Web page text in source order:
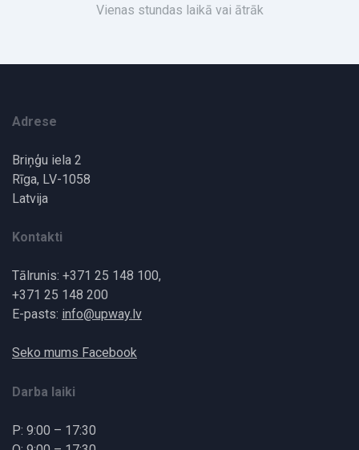
Vienas stundas laikā vai ātrāk
Adrese
Briņģu iela 2
Rīga, LV-1058
Latvija
Kontakti
Tālrunis: +371 25 148 100,
+371 25 148 200
E-pasts: info@upway.lv
Seko mums Facebook
Darba laiki
P: 9:00 – 17:30